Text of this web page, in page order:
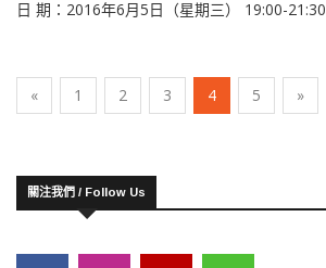
日 期：2016年6月5日（星期三） 19:00-21:30
« 1 2 3 4(current)
5 »
關注我們 / Follow Us